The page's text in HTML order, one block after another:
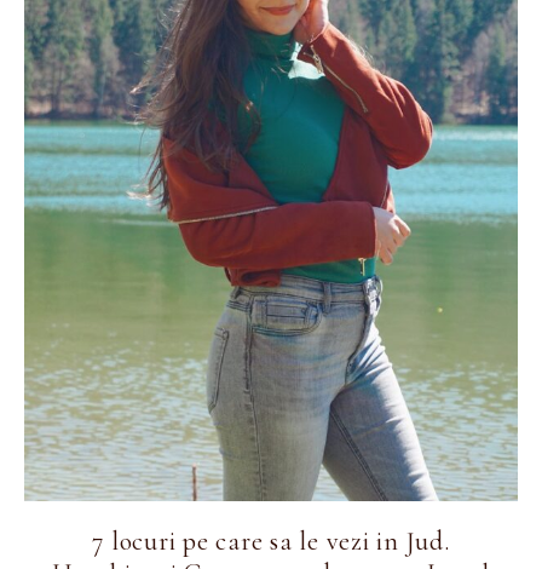
7 locuri pe care sa le vezi in Jud.